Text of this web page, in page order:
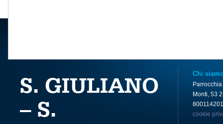
S. GIULIANO
– S.
Chi
Monti, 53
cookie